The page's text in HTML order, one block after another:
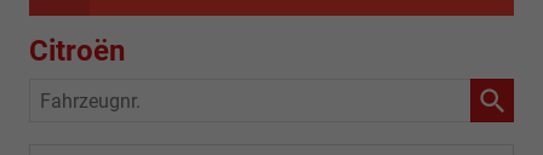
Citroën
Fahrzeugnr.